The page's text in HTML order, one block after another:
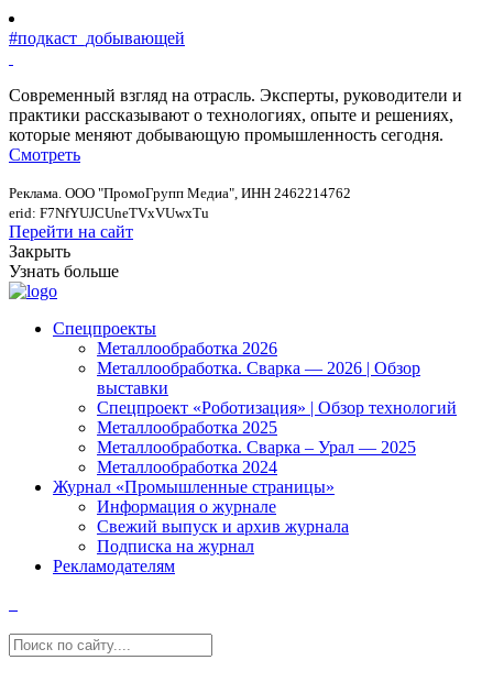
#подкаст_добывающей
Современный взгляд на отрасль. Эксперты, руководители и
практики рассказывают о технологиях, опыте и решениях,
которые меняют добывающую промышленность сегодня.
Смотреть
Реклама. ООО "ПромоГрупп Медиа", ИНН 2462214762
erid: F7NfYUJCUneTVxVUwxTu
Перейти на сайт
Закрыть
Узнать больше
Спецпроекты
Металлообработка 2026
Металлообработка. Сварка — 2026 | Обзор
выставки
Спецпроект «Роботизация» | Обзор технологий
Металлообработка 2025
Металлообработка. Сварка – Урал — 2025
Металлообработка 2024
Журнал «Промышленные страницы»
Информация о журнале
Свежий выпуск и архив журнала
Подписка на журнал
Рекламодателям